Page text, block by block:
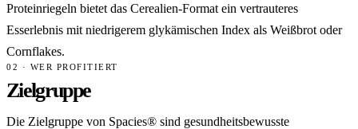
Proteinriegeln bietet das Cerealien-Format ein vertrauteres
Esserlebnis mit niedrigerem glykämischen Index als Weißbrot oder
Cornflakes.
02 · WER PROFITIERT
Zielgruppe
Die Zielgruppe von Spacies® sind gesundheitsbewusste